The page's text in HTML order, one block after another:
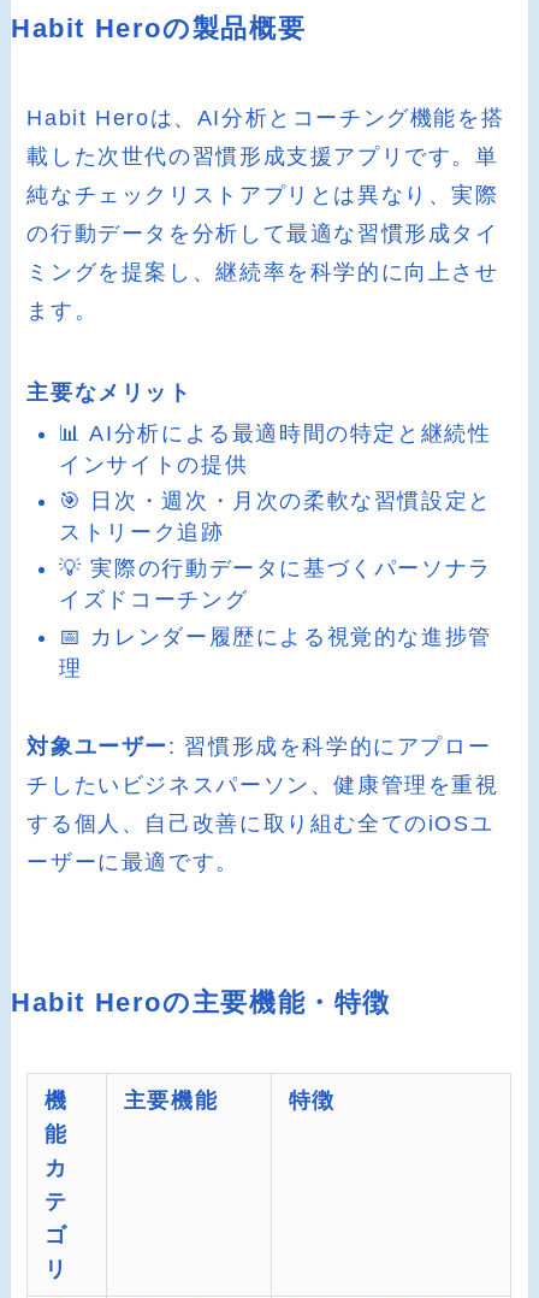
Habit Heroの製品概要
Habit Heroは、AI分析とコーチング機能を搭
載した次世代の習慣形成支援アプリです。単
純なチェックリストアプリとは異なり、実際
の行動データを分析して最適な習慣形成タイ
ミングを提案し、継続率を科学的に向上させ
ます。
主要なメリット
📊 AI分析による最適時間の特定と継続性
インサイトの提供
🎯 日次・週次・月次の柔軟な習慣設定と
ストリーク追跡
💡 実際の行動データに基づくパーソナラ
イズドコーチング
📅 カレンダー履歴による視覚的な進捗管
理
対象ユーザー: 習慣形成を科学的にアプロー
チしたいビジネスパーソン、健康管理を重視
する個人、自己改善に取り組む全てのiOSユ
ーザーに最適です。
Habit Heroの主要機能・特徴
機
能
カ
テ
ゴ
リ
主要機能 特徴